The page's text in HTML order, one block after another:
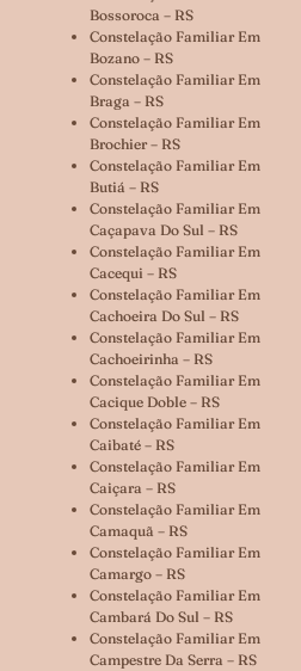
Bossoroca – RS
Constelação Familiar Em
Bozano – RS
Constelação Familiar Em
Braga – RS
Constelação Familiar Em
Brochier – RS
Constelação Familiar Em
Butiá – RS
Constelação Familiar Em
Caçapava Do Sul – RS
Constelação Familiar Em
Cacequi – RS
Constelação Familiar Em
Cachoeira Do Sul – RS
Constelação Familiar Em
Cachoeirinha – RS
Constelação Familiar Em
Cacique Doble – RS
Constelação Familiar Em
Caibaté – RS
Constelação Familiar Em
Caiçara – RS
Constelação Familiar Em
Camaquã – RS
Constelação Familiar Em
Camargo – RS
Constelação Familiar Em
Cambará Do Sul – RS
Constelação Familiar Em
Campestre Da Serra – RS